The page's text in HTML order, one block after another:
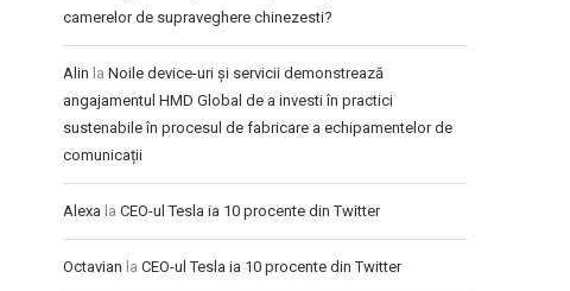
camerelor de supraveghere chinezesti?
Alin la Noile device-uri și servicii demonstrează
angajamentul HMD Global de a investi în practici
sustenabile în procesul de fabricare a echipamentelor de
comunicații
Alexa la CEO-ul Tesla ia 10 procente din Twitter
Octavian la CEO-ul Tesla ia 10 procente din Twitter